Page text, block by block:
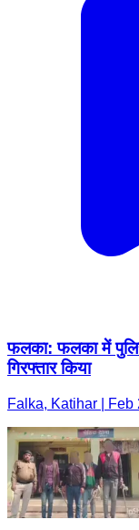
फलका: फलका में पुलिस
गिरफ्तार किया
Falka, Katihar | Feb